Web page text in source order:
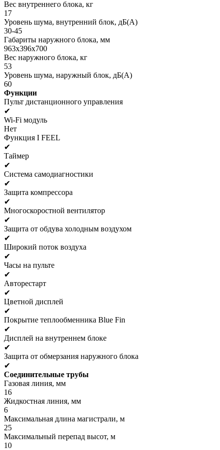
Вес внутреннего блока, кг
17
Уровень шума, внутренний блок, дБ(А)
30-45
Габариты наружного блока, мм
963x396x700
Вес наружного блока, кг
53
Уровень шума, наружный блок, дБ(А)
60
Функции
Пульт дистанционного управления
✔
Wi-Fi модуль
Нет
Функция I FEEL
✔
Таймер
✔
Система самодиагностики
✔
Защита компрессора
✔
Многоскоростной вентилятор
✔
Защита от обдува холодным воздухом
✔
Широкий поток воздуха
✔
Часы на пульте
✔
Авторестарт
✔
Цветной дисплей
✔
Покрытие теплообменника Blue Fin
✔
Дисплей на внутреннем блоке
✔
Защита от обмерзания наружного блока
✔
Соединительные трубы
Газовая линия, мм
16
Жидкостная линия, мм
6
Максимальная длина магистрали, м
25
Максимальный перепад высот, м
10